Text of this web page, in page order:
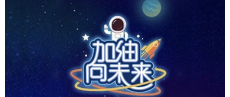
CCTV1 加油向未来
培训教育 小程序 定制开发